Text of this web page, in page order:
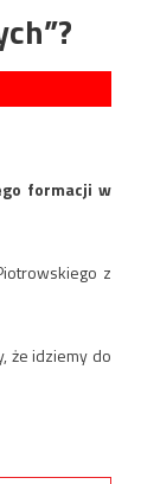
formacji w
z
że idziemy do